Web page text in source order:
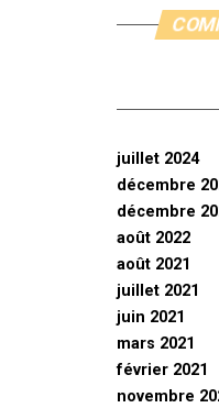
juillet 2024
décembre
décembre
août 2022
août 2021
juillet 2021
juin 2021
mars 2021
février 2021
novembre